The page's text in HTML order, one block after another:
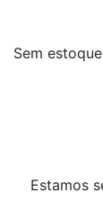
Sem estoque
Estamos